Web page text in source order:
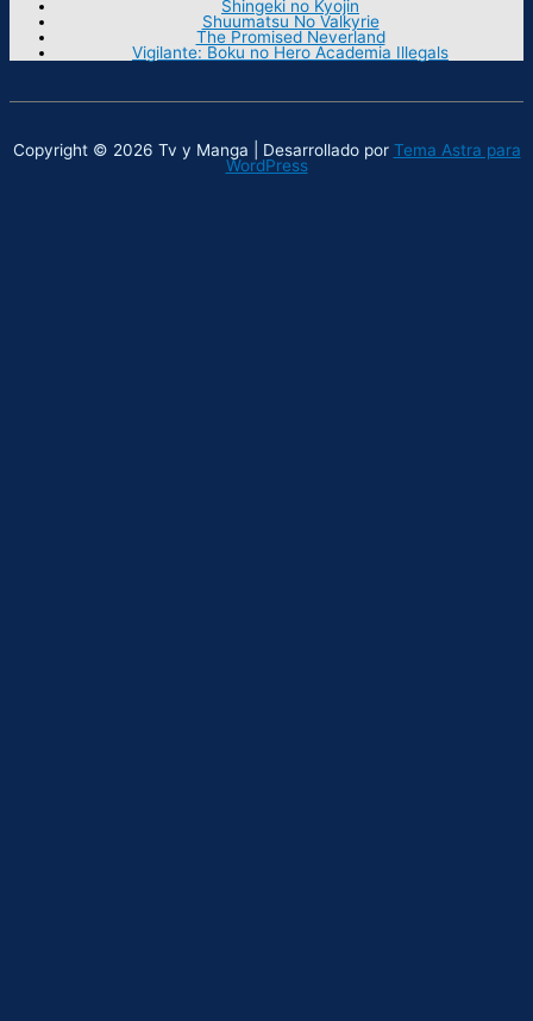
Shingeki no Kyojin
Shuumatsu No Valkyrie
The Promised Neverland
Vigilante: Boku no Hero Academia Illegals
Copyright © 2026 Tv y Manga | Desarrollado por Tema Astra para
WordPress